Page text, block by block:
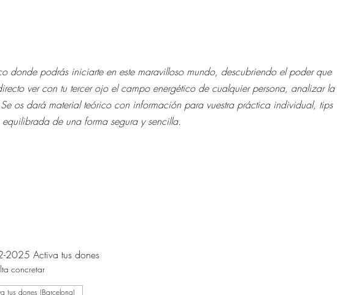
donde podrás iniciarte en este maravilloso mundo, descubriendo el poder que
ver con tu tercer ojo el campo energético de cualquier persona, analizar la
os dará material teórico con información para vuestra práctica individual, tips
de una forma segura y sencilla.
2025 Activa tus dones
concretar
tus dones (Barcelona)